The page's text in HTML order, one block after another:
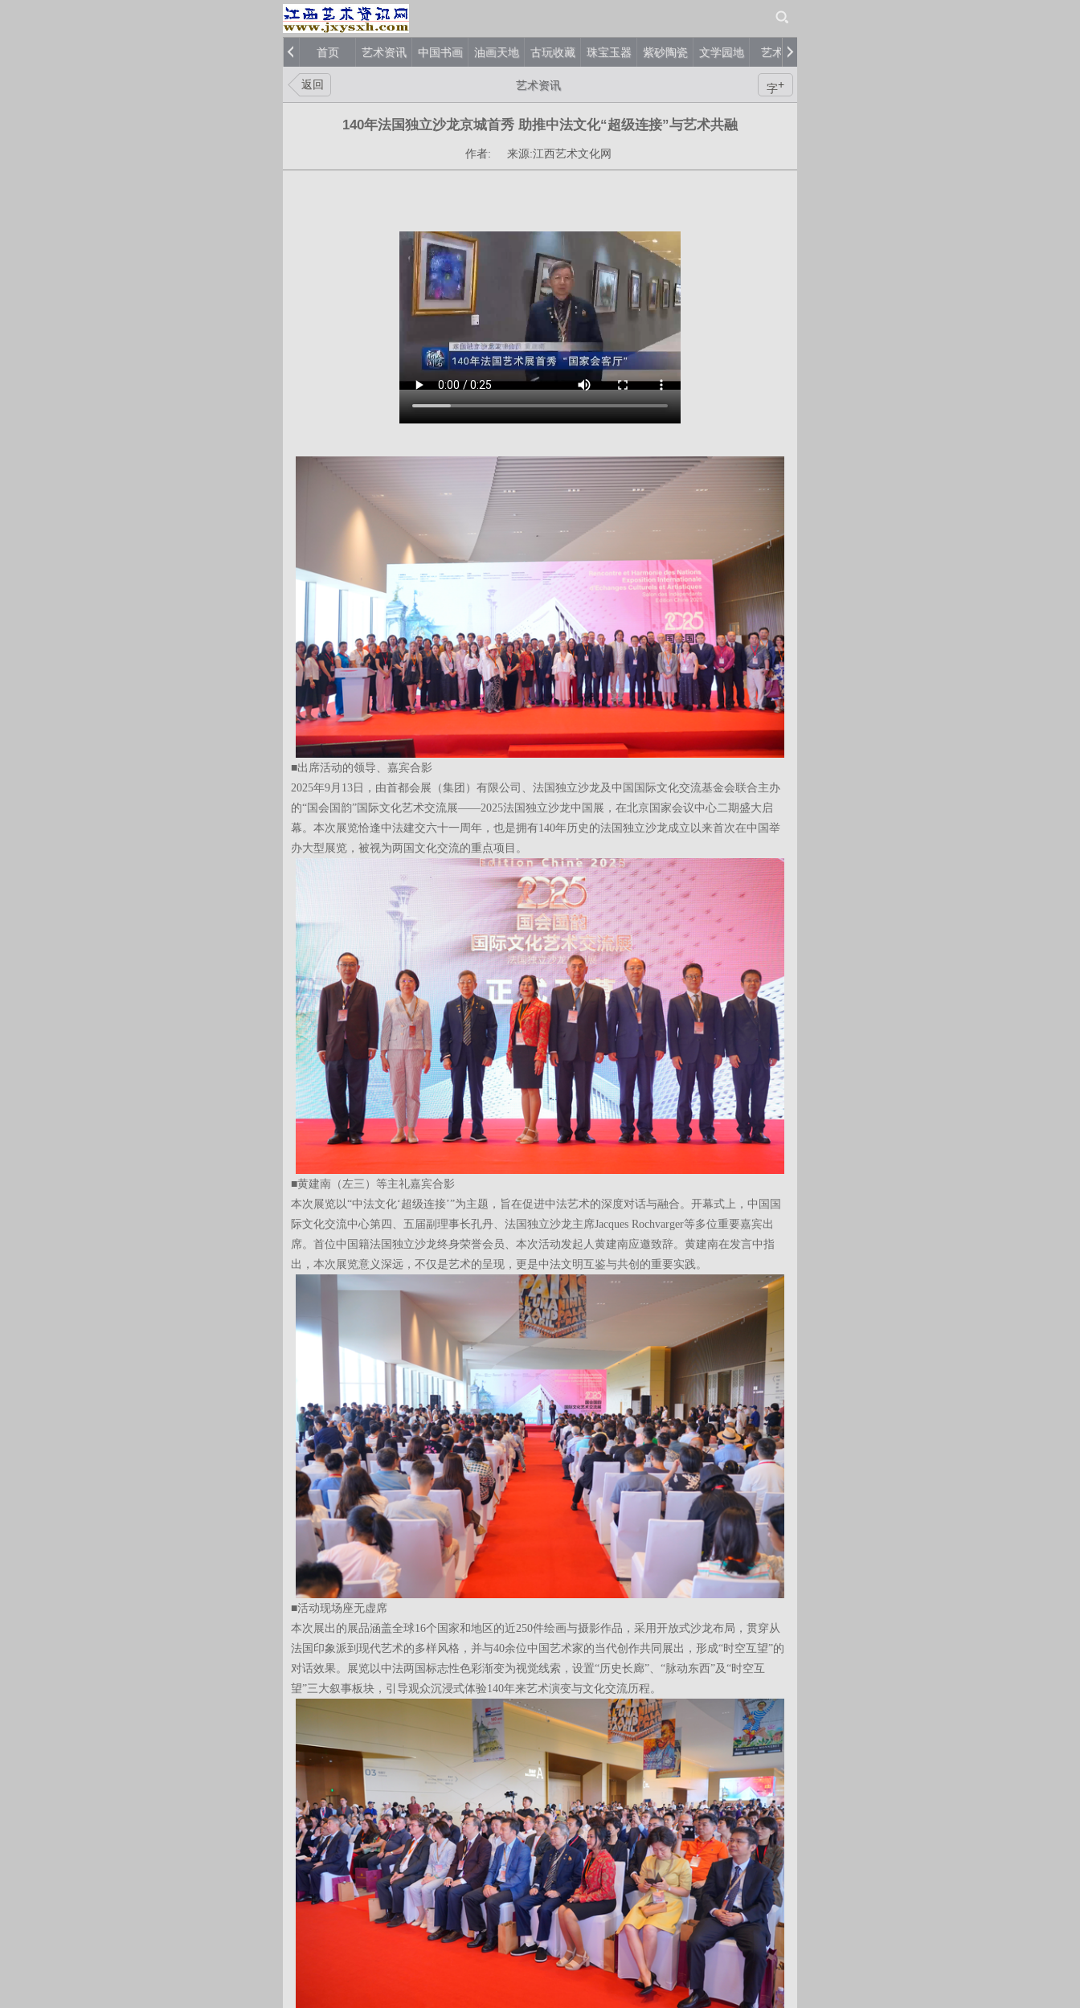
首页 艺术资讯 中国书画 油画天地 古玩收藏 珠宝玉器 紫砂陶瓷 文学园地 艺术品
返回 艺术资讯 字+
140年法国独立沙龙京城首秀 助推中法文化“超级连接”与艺术共融
作者: 来源:江西艺术文化网
■出席活动的领导、嘉宾合影
2025年9月13日，由首都会展（集团）有限公司、法国独立沙龙及中国国际文化交流基金会联合主办
的“国会国韵”国际文化艺术交流展——2025法国独立沙龙中国展，在北京国家会议中心二期盛大启
幕。本次展览恰逢中法建交六十一周年，也是拥有140年历史的法国独立沙龙成立以来首次在中国举
办大型展览，被视为两国文化交流的重点项目。
■黄建南（左三）等主礼嘉宾合影
本次展览以“中法文化‘超级连接’”为主题，旨在促进中法艺术的深度对话与融合。开幕式上，中国国
际文化交流中心第四、五届副理事长孔丹、法国独立沙龙主席Jacques Rochvarger等多位重要嘉宾出
席。首位中国籍法国独立沙龙终身荣誉会员、本次活动发起人黄建南应邀致辞。黄建南在发言中指
出，本次展览意义深远，不仅是艺术的呈现，更是中法文明互鉴与共创的重要实践。
■活动现场座无虚席
本次展出的展品涵盖全球16个国家和地区的近250件绘画与摄影作品，采用开放式沙龙布局，贯穿从
法国印象派到现代艺术的多样风格，并与40余位中国艺术家的当代创作共同展出，形成“时空互望”的
对话效果。展览以中法两国标志性色彩渐变为视觉线索，设置“历史长廊”、“脉动东西”及“时空互
望”三大叙事板块，引导观众沉浸式体验140年来艺术演变与文化交流历程。